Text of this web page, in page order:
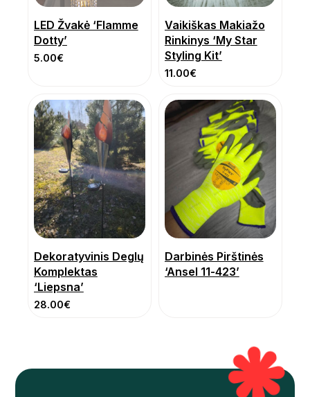
LED Žvakė ‘Flamme
Dotty’
5.00€
Vaikiškas Makiažo
Rinkinys ‘My Star
Styling Kit’
11.00€
Dekoratyvinis Deglų
Komplektas
‘Liepsna’
28.00€
Darbinės Pirštinės
‘Ansel 11-423’